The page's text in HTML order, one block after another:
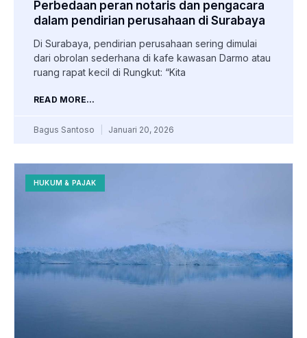
Perbedaan peran notaris dan pengacara
dalam pendirian perusahaan di Surabaya
Di Surabaya, pendirian perusahaan sering dimulai
dari obrolan sederhana di kafe kawasan Darmo atau
ruang rapat kecil di Rungkut: “Kita
READ MORE...
Bagus Santoso Januari 20, 2026
HUKUM & PAJAK